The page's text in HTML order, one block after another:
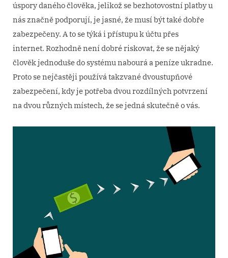
úspory daného člověka, jelikož se bezhotovostní platby u
nás značně podporují, je jasné, že musí být také dobře
zabezpečeny. A to se týká i přístupu k účtu přes
internet. Rozhodně není dobré riskovat, že se nějaký
člověk jednoduše do systému nabourá a peníze ukradne.
Proto se nejčastěji používá takzvané dvoustupňové
zabezpečení, kdy je potřeba dvou rozdílných potvrzení
na dvou různých místech, že se jedná skutečně o vás.